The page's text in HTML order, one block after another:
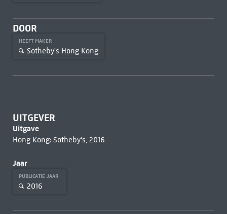
DOOR
HEEFT MAKER
Sotheby's Hong Kong
UITGEVER
Uitgave
Hong Kong: Sotheby's, 2016
Jaar
PUBLICATIE JAAR
2016